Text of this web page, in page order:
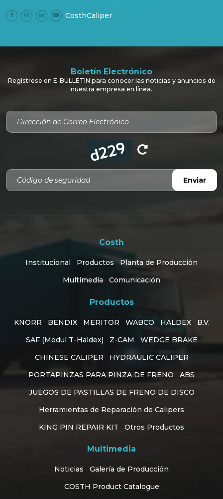
CosthCaliper
Boletín Electrónico
Regístrese en E-BULLETIN para conocer las noticias y anuncios de
nuestra empresa en línea.
Código de seguridad
Enviar
Costh
Institucional Productos
Planta de Producción
Multimedia
Comunicación
Productos
KNORR BENDIX MERITOR WABCO HALDEX
B.V.
SAF (Modul T-Haldex)
Z-CAM
WEDGE BRAKE
CHINESE CALIPER
HYDRAULIC CALIPER
PORTAPINZAS PARA PINZA DE FRENO
ABS
JUEGOS DE PASTILLAS DE FRENO DE DISCO
Herramientas de Reparación de Calipers
KING PIN REPAIR KIT
Otros Productos
Multimedia
Noticias
Galería de Producción
COSTH Product Catalogue
Customer Support